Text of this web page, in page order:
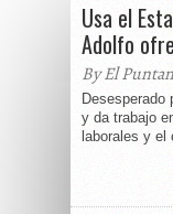
Usa el
Adolfo
By El
Desesperado
y da trabajo
laborales y el